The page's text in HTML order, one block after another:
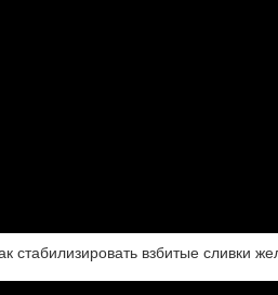
взбитые сливки